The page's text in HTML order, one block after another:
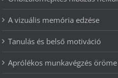
A vizuális memória edzése
Tanulás és belső motiváció
Aprólékos munkavégzés öröme